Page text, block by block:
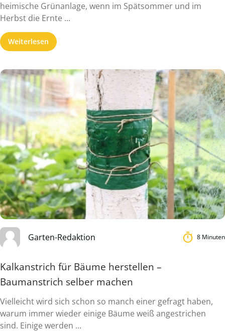
heimische Grünanlage, wenn im Spätsommer und im
Herbst die Ernte ...
Weiterlesen
Garten-Redaktion 8 Minuten
Kalkanstrich für Bäume herstellen –
Baumanstrich selber machen
Vielleicht wird sich schon so manch einer gefragt haben,
warum immer wieder einige Bäume weiß angestrichen
sind. Einige werden ...